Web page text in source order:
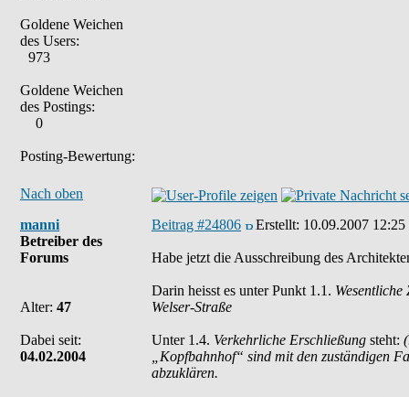
Goldene Weichen
des Users:
973
Goldene Weichen
des Postings:
0
Posting-Bewertung:
Nach oben
manni
Betreiber des
Forums
Alter: 47
Dabei seit:
04.02.2004
Beitrag #24806 Erstellt: 10.09.2007 12:25
Habe jetzt die Ausschreibung des
Darin heisst es unter Punkt 1.1.
Welser-Straße
Unter 1.4. Verkehrliche Erschließung steht:
„Kopfbahnhof“ sind mit den zuständigen
abzuklären.